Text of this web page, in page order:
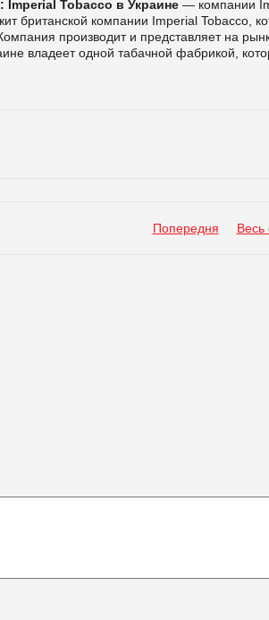
Imperial Tobacco в Украине — компании
британской компании Imperial Tobacco,
производит и представляет на
владеет одной табачной фабрикой,
Попередня Весь